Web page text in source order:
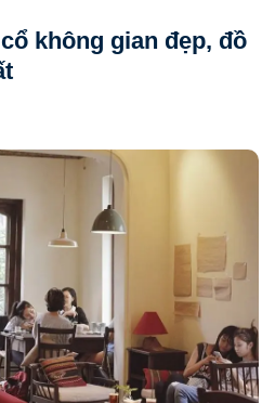
không gian đẹp, đồ